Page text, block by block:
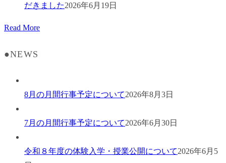
だきました2026年6月19日
Read More
●NEWS
8月の月間行事予定について2026年8月3日
7月の月間行事予定について2026年6月30日
令和８年度の体験入学・授業公開について2026年6月5